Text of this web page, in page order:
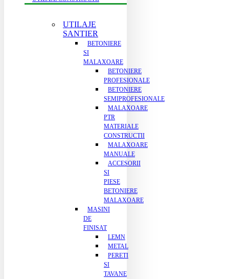
UTILAJE
SANTIER
BETONIERE
SI
MALAXOARE
BETONIERE
PROFESIONALE
BETONIERE
SEMIPROFESIONALE
MALAXOARE
PTR
MATERIALE
CONSTRUCTII
MALAXOARE
MANUALE
ACCESORII
SI
PIESE
BETONIERE
MALAXOARE
MASINI
DE
FINISAT
LEMN
METAL
PERETI
SI
TAVANE